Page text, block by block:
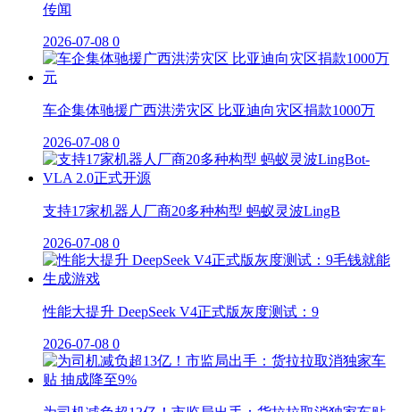
传闻
2026-07-08 0
车企集体驰援广西洪涝灾区 比亚迪向灾区捐款1000万
2026-07-08 0
支持17家机器人厂商20多种构型 蚂蚁灵波LingB
2026-07-08 0
性能大提升 DeepSeek V4正式版灰度测试：9
2026-07-08 0